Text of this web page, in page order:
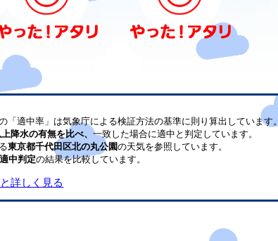
「適中率」は気象庁による検証方法の基準に則り算出しています。
降水の有無を比べ、 一致した場合に適中と判定しています。
東京都千代田区北の丸公園の天気を参照しています。
中判定の結果を比較しています。
詳しく見る